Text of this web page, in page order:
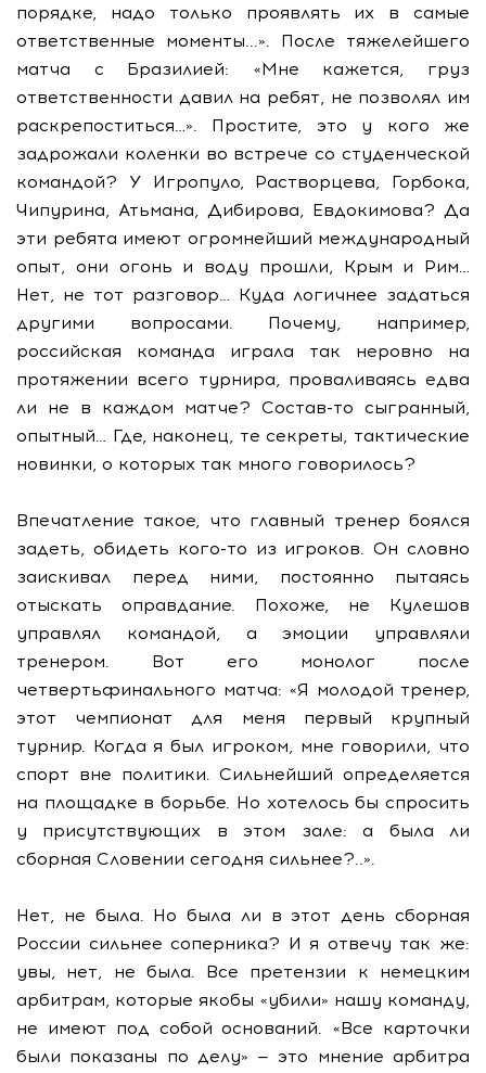
порядке, надо только проявлять их в самые
ответственные моменты...». После тяжелейшего
матча с Бразилией: «Мне кажется, груз
ответственности давил на ребят, не позволял им
раскрепоститься…». Простите, это у кого же
задрожали коленки во встрече со студенческой
командой? У Игропуло, Растворцева, Горбока,
Чипурина, Атьмана, Дибирова, Евдокимова? Да
эти ребята имеют огромнейший международный
опыт, они огонь и воду прошли, Крым и Рим…
Нет, не тот разговор… Куда логичнее задаться
другими вопросами. Почему, например,
российская команда играла так неровно на
протяжении всего турнира, проваливаясь едва
ли не в каждом матче? Состав-то сыгранный,
опытный… Где, наконец, те секреты, тактические
новинки, о которых так много говорилось?
Впечатление такое, что главный тренер боялся
задеть, обидеть кого-то из игроков. Он словно
заискивал перед ними, постоянно пытаясь
отыскать оправдание. Похоже, не Кулешов
управлял командой, а эмоции управляли
тренером. Вот его монолог после
четвертьфинального матча: «Я молодой тренер,
этот чемпионат для меня первый крупный
турнир. Когда я был игроком, мне говорили, что
спорт вне политики. Сильнейший определяется
на площадке в борьбе. Но хотелось бы спросить
у присутствующих в этом зале: а была ли
сборная Словении сегодня сильнее?..».
Нет, не была. Но была ли в этот день сборная
России сильнее соперника? И я отвечу так же:
увы, нет, не была. Все претензии к немецким
арбитрам, которые якобы «убили» нашу команду,
не имеют под собой оснований. «Все карточки
были показаны по делу» — это мнение арбитра